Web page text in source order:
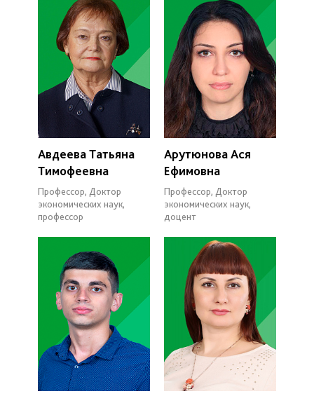
Авдеева Татьяна
Тимофеевна
Профессор, Доктор
экономических наук,
профессор
Арутюнова Ася
Ефимовна
Профессор, Доктор
экономических наук,
доцент